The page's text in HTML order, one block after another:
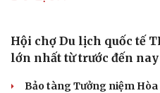
Bế mạc Vòng Chung kết
năm 2026
VĂN HÓA